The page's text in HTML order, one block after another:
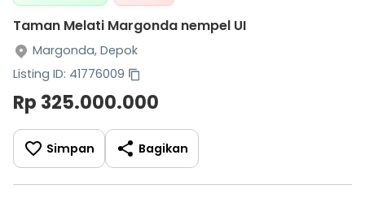
Taman Melati Margonda nempel UI
Margonda, Depok
Listing ID: 41776009
Rp 325.000.000
Simpan Bagikan